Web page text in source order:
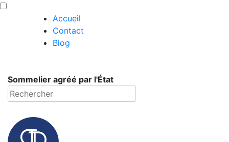
Skip
Accueil
Contact
Blog
Sommelier agréé par l'État
Rechercher
Whisky
Rhum
Panneau de gestion des cookies